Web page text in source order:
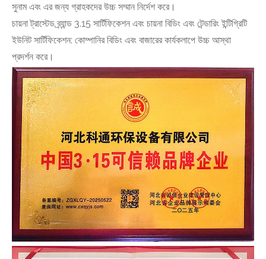
সুনাম এবং এর জন্য গ্রাহকদের উচ্চ সম্মান নির্দেশ করে।
চায়না ট্রাস্টেড ব্র্যান্ড 3.15 সার্টিফিকেশন এবং চায়না বিডিং এবং টেন্ডারিং ইন্টিগ্রিটি
ইউনিট সার্টিফিকেশন: কোম্পানির বিডিং এবং বাজারের কার্যকলাপে উচ্চ আস্থা
প্রদর্শন করে।